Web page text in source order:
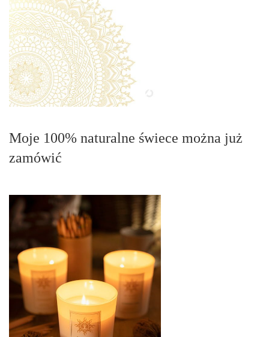
Moje 100% naturalne świece można już
zamówić